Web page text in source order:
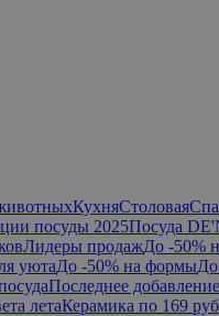
КухняСтоловая
посуды 2025Посуда
Лидеры продажДо -50%
уютаДо -50% на формы
Последнее
летаКерамика по 169 руб